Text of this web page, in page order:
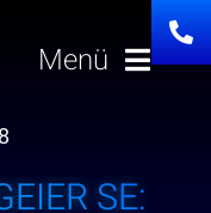
Menü
Lösungen
SE: